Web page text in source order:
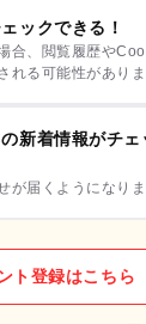
ックできる！
合、閲覧履歴や
れる可能性があり
新着情報がチェ
が届くようになり
ト登録はこちら